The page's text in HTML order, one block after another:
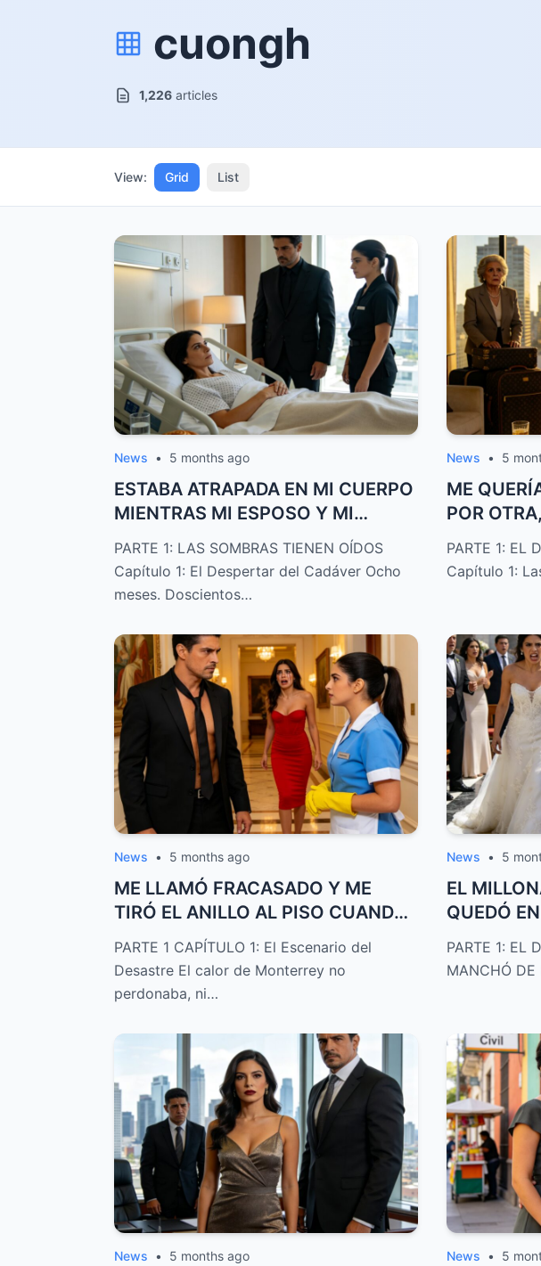
cuongh
1,226 articles
View: Grid List
News • 5 months ago
ESTABA ATRAPADA EN MI CUERPO
MIENTRAS MI ESPOSO Y MI
ENFERMERA PLANEAB...
PARTE 1: LAS SOMBRAS TIENEN OÍDOS
Capítulo 1: El Despertar del Cadáver Ocho
meses. Doscientos…
News • 5
ME
POR
CASA EN
PARTE 1: EL
Capítulo 1:
News • 5 months ago
ME LLAMÓ FRACASADO Y ME
TIRÓ EL ANILLO AL PISO CUANDO
CREYÓ QUE PERDÍ ...
PARTE 1 CAPÍTULO 1: El Escenario del
Desastre El calor de Monterrey no
perdonaba, ni…
News • 5
EL
QUEDÓ
NIÑA
PARTE 1: EL
MANCHÓ
News • 5 months ago News • 5